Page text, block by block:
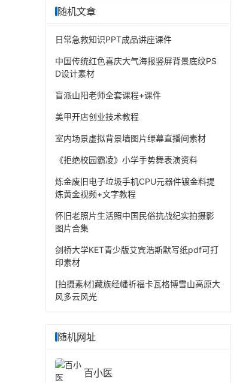
随机文章
日常急救知识PPT成品讲座课件
中国传统红色喜庆大气海报竖屏背景底纹PS
D设计素材
盲派山阳老师全套课程+课件
美甲开店创业技术教程
室内场景虚拟背景墙图片绿幕直播间素材
《拒绝校园霸凌》小学手势舞表演资料
炼金废旧电子垃圾手机CPU元器件镀金料提
炼黄金视频+文字教程
怀旧老照片生活照中国民俗抗战纪实拍摄影
图片合集
剑桥大学KET青少版艾宾浩斯默写纸pdf可打
印素材
[拍摄素材]藏族经幡祈福卡瓦格博雪山高原大
风多云风光
随机网址
百小医